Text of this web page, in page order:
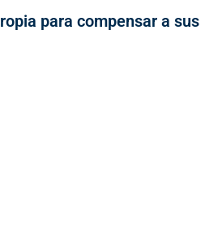
para compensar a sus